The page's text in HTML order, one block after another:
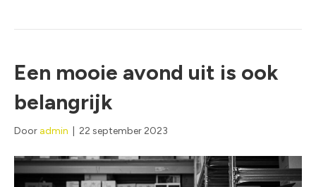
Een mooie avond uit is ook
belangrijk
Door admin 22 september 2023